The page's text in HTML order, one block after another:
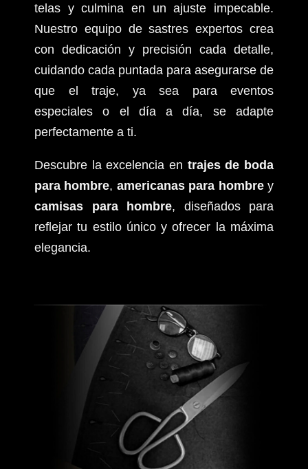
telas y culmina en un ajuste impecable.
Nuestro equipo de sastres expertos crea
con dedicación y precisión cada detalle,
cuidando cada puntada para asegurarse de
que el traje, ya sea para eventos
especiales o el día a día, se adapte
perfectamente a ti.
Descubre la excelencia en trajes de boda
para hombre, americanas para hombrey
camisas para hombre, diseñados para
reflejar tu estilo único y ofrecer la máxima
elegancia.